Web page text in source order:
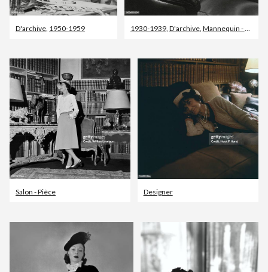
D'archive, 1950-1959 1930-1939, D'archive, Mannequin - Métier
Salon - Pièce Designer